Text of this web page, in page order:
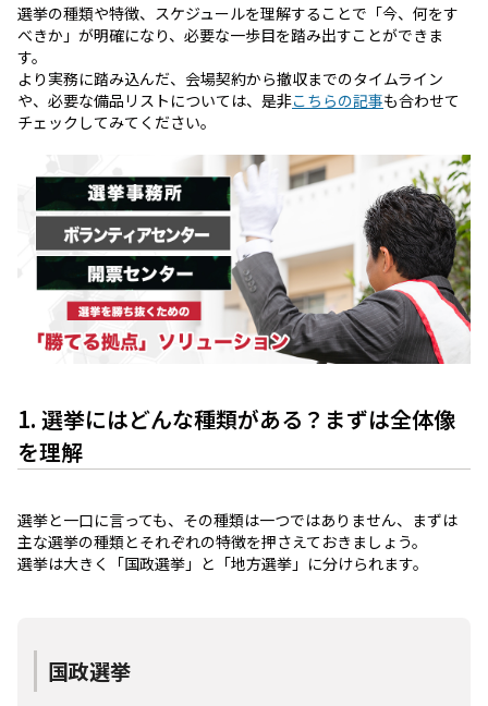
選挙の種類や特徴、スケジュールを理解することで「今、何をす
べきか」が明確になり、必要な一歩目を踏み出すことができま
す。
より実務に踏み込んだ、会場契約から撤収までのタイムライン
や、必要な備品リストについては、是非こちらの記事も合わせて
チェックしてみてください。
1. 選挙にはどんな種類がある？まずは全体像
を理解
選挙と一口に言っても、その種類は一つではありません、まずは
主な選挙の種類とそれぞれの特徴を押さえておきましょう。
選挙は大きく「国政選挙」と「地方選挙」に分けられます。
国政選挙